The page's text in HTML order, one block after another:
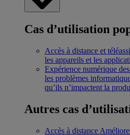
Cas d’utilisation
Accès à distance et
les appareils et les
Expérience numérique
les problèmes
qu’ils n’impactent la
Autres cas
Accès à distance